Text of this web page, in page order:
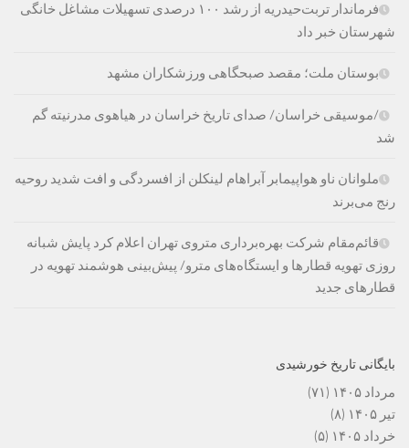
فرماندار تربت‌حیدریه از رشد ۱۰۰ درصدی تسهیلات مشاغل خانگی
شهرستان خبر داد
بوستان ملت؛ مقصد صبحگاهی ورزشکاران مشهد
/موسیقی خراسان/ صدای تاریخ خراسان در هیاهوی مدرنیته گم
شد
ملوانان ناو هواپیمابر آبراهام لینکلن از افسردگی و افت شدید روحیه
رنج می‌برند
قائم‌مقام شرکت بهره‌برداری متروی تهران اعلام کرد پایش شبانه
روزی تهویه قطارها و ایستگاه‌های مترو/ پیش‌بینی هوشمند تهویه در
قطارهای جدید
بایگانی تاریخ خورشیدی
مرداد ۱۴۰۵
(۷۱)
تیر ۱۴۰۵
(۸)
خرداد ۱۴۰۵
(۵)